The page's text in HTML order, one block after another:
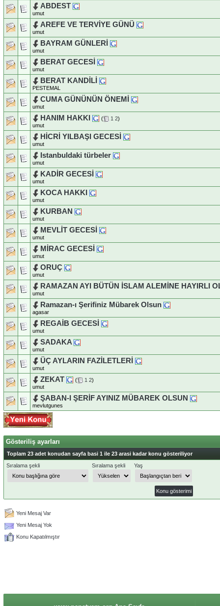
ABDEST
umut
AREFE VE TERVİYE GÜNÜ
umut
BAYRAM GÜNLERİ
umut
BERAT GECESİ
umut
BERAT KANDİLİ
PESTEMAL
CUMA GÜNÜNÜN ÖNEMİ
umut
HANIM HAKKI ( 1 2)
umut
HİCRİ YILBAŞI GECESİ
umut
Istanbuldaki türbeler
umut
KADİR GECESİ
umut
KOCA HAKKI
umut
KURBAN
umut
MEVLİT GECESİ
umut
MİRAC GECESİ
umut
ORUÇ
umut
RAMAZAN AYI BÜTÜN İSLAM ALEMİNE HAYIRLI
umut
agasar
REGAİB GECESİ
umut
SADAKA
umut
ÜÇ AYLARIN FAZİLETLERİ
umut
ZEKAT ( 1 2)
umut
ŞABAN-I ŞERİF AYINIZ MÜBAREK OLSUN
mevlutgunes
Gösteriliş ayarları
Toplam 23 adet konudan sayfa basi 1 ile 23 arasi kadar konu gösteriliyor
Sıralama şekli
Sıralama şekli Yaş
Yeni Mesaj Var
Yeni Mesaj Yok
Konu Kapatılmıştır